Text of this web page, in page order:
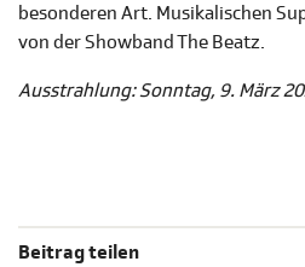
besonderen Art. Musikalischen
von der Showband The Beatz.
Ausstrahlung: Sonntag, 9. März
Beitrag teilen